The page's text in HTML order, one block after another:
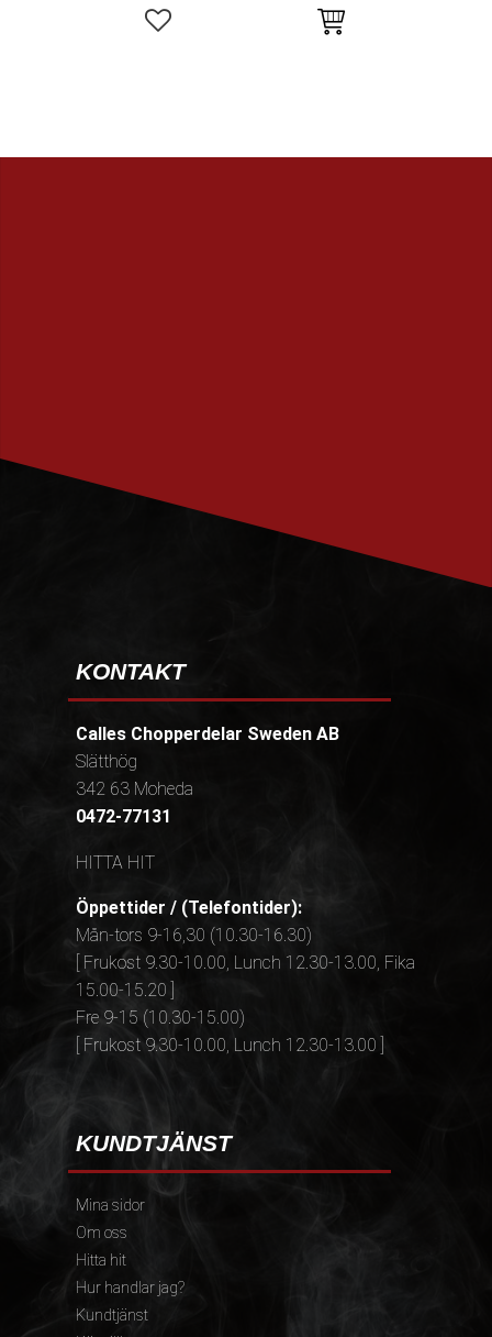
Lägg till i favoriter
KONTAKT
Calles Chopperdelar Sweden AB
Slätthög
342 63 Moheda
0472-77131
HITTA HIT
Öppettider / (Telefontider):
Mån-tors 9-16,30 (10.30-16.30)
[ Frukost 9.30-10.00, Lunch 12.30-13.00, Fika
15.00-15.20 ]
Fre 9-15 (10.30-15.00)
[ Frukost 9.30-10.00, Lunch 12.30-13.00 ]
KUNDTJÄNST
Mina sidor
Om oss
Hitta hit
Hur handlar jag?
Kundtjänst